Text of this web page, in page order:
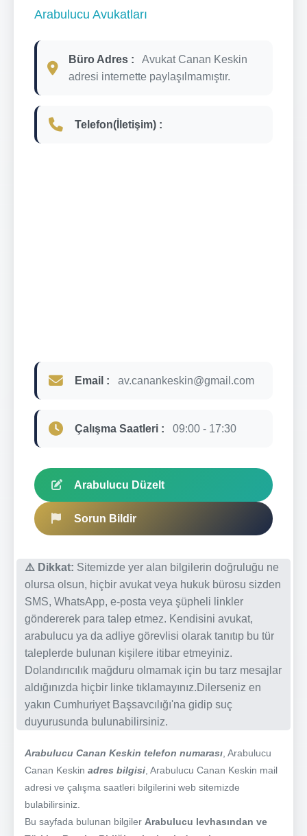
Arabulucu Avukatları
Büro Adres :
Avukat Canan Keskin
adresi internette paylaşılmamıştır.
Telefon(İletişim) :
Email : av.canankeskin@gmail.com
Çalışma Saatleri : 09:00 - 17:30
Arabulucu Düzelt
Sorun Bildir
⚠️ Dikkat: Sitemizde yer alan bilgilerin doğruluğu ne
olursa olsun, hiçbir avukat veya hukuk bürosu sizden
SMS, WhatsApp, e-posta veya şüpheli linkler
göndererek para talep etmez. Kendisini avukat,
arabulucu ya da adliye görevlisi olarak tanıtıp bu tür
taleplerde bulunan kişilere itibar etmeyiniz.
Dolandırıcılık mağduru olmamak için bu tarz mesajlar
aldığınızda hiçbir linke tıklamayınız.Dilerseniz en
yakın Cumhuriyet Başsavcılığı'na gidip suç
duyurusunda bulunabilirsiniz.
Arabulucu Canan Keskin telefon numarası , Arabulucu
Canan Keskin adres bilgisi , Arabulucu Canan Keskin mail
adresi ve çalışma saatleri bilgilerini web sitemizde
bulabilirsiniz.
Bu sayfada bulunan bilgiler Arabulucu levhasından ve